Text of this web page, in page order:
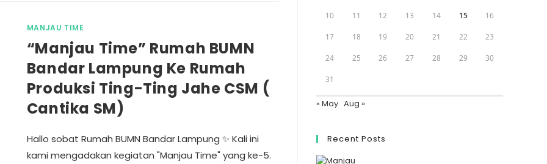
MANJAU TIME
“Manjau Time” Rumah BUMN
Bandar Lampung Ke Rumah
Produksi Ting-Ting Jahe CSM (
Cantika SM)
Hallo sobat Rumah BUMN Bandar Lampung ✨ Kali ini
kami mengadakan kegiatan "Manjau Time" yang ke-5.
10 11 12 13 14 15 16
17 18 19 20 21 22 23
24 25 26 27 28 29 30
31
« May Aug »
Recent Posts